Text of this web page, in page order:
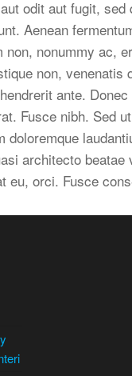
odit aut fugit,
Aenean
non, nonummy ac,
non,
ante.
Fusce nibh. Sed
doloremque
architecto
eu, orci. Fusce